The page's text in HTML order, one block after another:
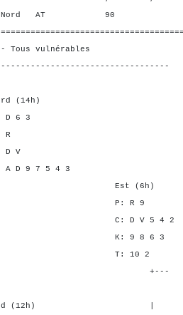
AT 90
- Tous vulnérables
6 3
R
V
7 5 4 3
Est (6h)
4 P:
3 C: D V 5
5 K: 9 8
T: 10
| SA P